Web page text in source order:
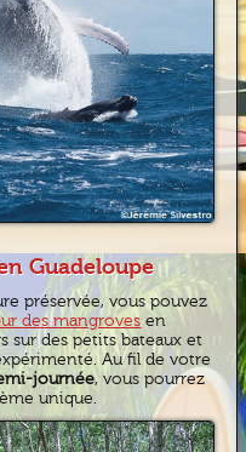
Guadeloupe
préservée, vous pouvez
des mangroves en
sur des petits bateaux et
Au fil de votre
journée, vous pourrez
unique.